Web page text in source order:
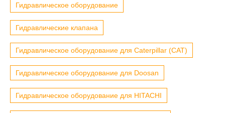
Гидравлическое оборудование
Гидравлические клапана
Гидравлическое оборудование для Caterpillar (CAT)
Гидравлическое оборудование для Doosan
Гидравлическое оборудование для HITACHI